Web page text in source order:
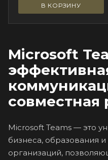
В КОРЗИНУ
Microsoft
совместная
Microsoft Teams — это
бизнеса, образования
организаций,